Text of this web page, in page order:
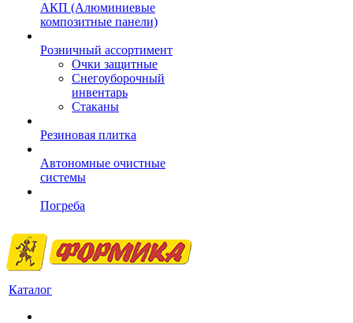
АКП (Алюминиевые
композитные панели)
Розничный ассортимент
Очки защитные
Снегоуборочный
инвентарь
Стаканы
Резиновая плитка
Автономные очистные
системы
Погреба
Каталог